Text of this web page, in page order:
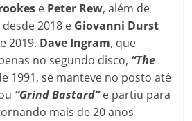
e Peter Rew, além de
2018 e Giovanni Durst
2019. Dave Ingram, que
no segundo disco, “The
1991, se manteve no posto até
“Grind Bastard”e partiu para
mais de 20 anos